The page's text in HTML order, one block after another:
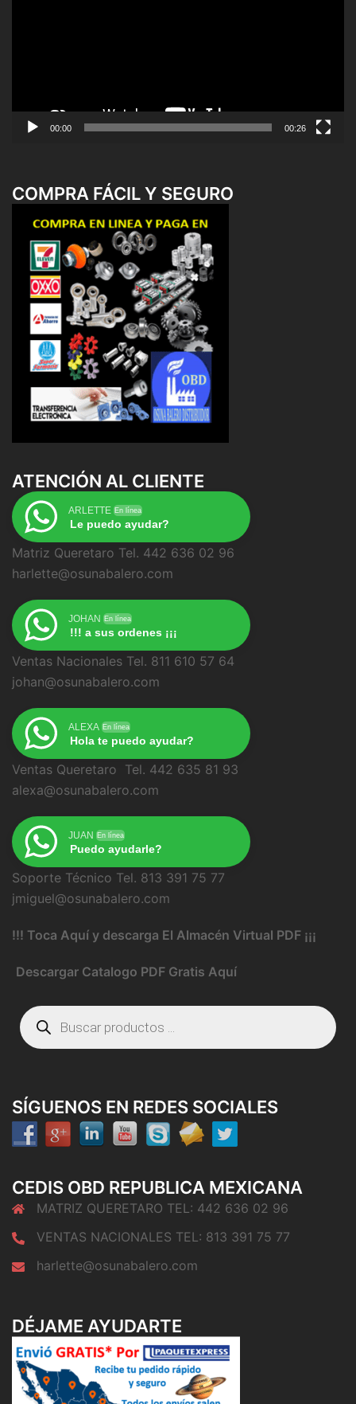
00:00 00:26
COMPRA FÁCIL Y SEGURO
ATENCIÓN AL CLIENTE
ARLETTE En línea
Le puedo ayudar?
Matriz Queretaro Tel. 442 636 02 96
harlette@osunabalero.com
JOHAN En línea
!!! a sus ordenes ¡¡¡
Ventas Nacionales Tel. 811 610 57 64
johan@osunabalero.com
ALEXA En línea
Hola te puedo ayudar?
Ventas Queretaro Tel. 442 635 81 93
alexa@osunabalero.com
JUAN En línea
Puedo ayudarle?
Soporte Técnico Tel. 813 391 75 77
jmiguel@osunabalero.com
!!! Toca Aquí y descarga El Almacén Virtual PDF ¡¡¡
Descargar Catalogo PDF Gratis Aquí
Búsqueda
de
productos
SÍGUENOS EN REDES SOCIALES
CEDIS OBD REPUBLICA MEXICANA
MATRIZ QUERETARO TEL: 442 636 02 96
VENTAS NACIONALES TEL: 813 391 75 77
harlette@osunabalero.com
DÉJAME AYUDARTE